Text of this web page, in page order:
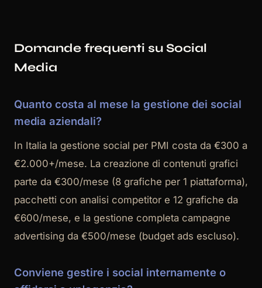
Domande frequenti su Social
Media
Quanto costa al mese la gestione dei social
media aziendali?
In Italia la gestione social per PMI costa da €300 a
€2.000+/mese. La creazione di contenuti grafici
parte da €300/mese (8 grafiche per 1 piattaforma),
pacchetti con analisi competitor e 12 grafiche da
€600/mese, e la gestione completa campagne
advertising da €500/mese (budget ads escluso).
Conviene gestire i social internamente o